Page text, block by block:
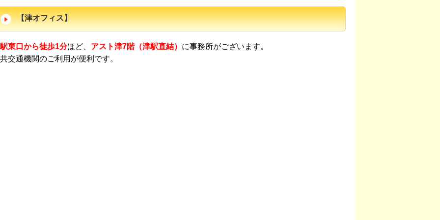
【津オフィス】
東口から徒歩1分ほど、 アスト津7階（津駅直結） に事務所がございます。
交通機関のご利用が便利です。